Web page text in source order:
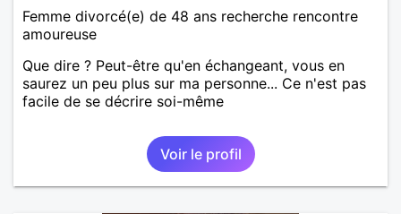
Femme divorcé(e) de 48 ans recherche rencontre
amoureuse
Que dire ? Peut-être qu'en échangeant, vous en
saurez un peu plus sur ma personne... Ce n'est pas
facile de se décrire soi-même
Voir le profil